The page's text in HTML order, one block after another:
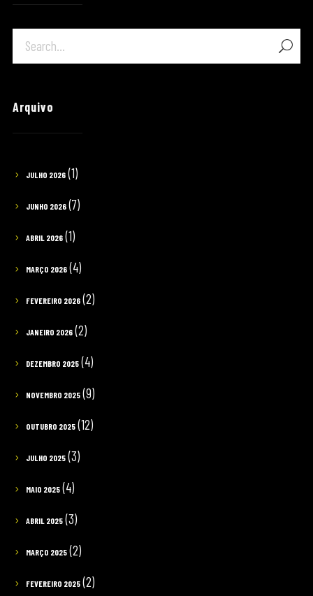
Arquivo
JULHO 2026(1)
JUNHO 2026(7)
ABRIL 2026(1)
MARÇO 2026(4)
FEVEREIRO 2026(2)
JANEIRO 2026(2)
DEZEMBRO 2025(4)
NOVEMBRO 2025(9)
OUTUBRO 2025(12)
JULHO 2025(3)
MAIO 2025(4)
ABRIL 2025(3)
MARÇO 2025(2)
FEVEREIRO 2025(2)